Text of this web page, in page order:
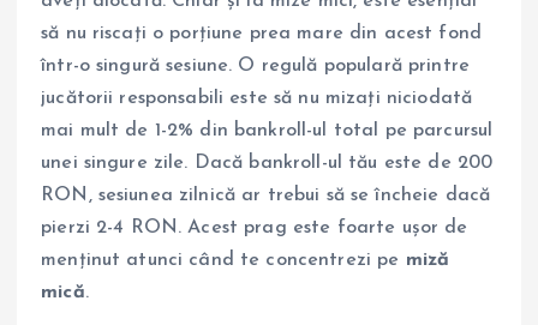
să nu riscați o porțiune prea mare din acest fond
într-o singură sesiune. O regulă populară printre
jucătorii responsabili este să nu mizați niciodată
mai mult de 1-2% din bankroll-ul total pe parcursul
unei singure zile. Dacă bankroll-ul tău este de 200
RON, sesiunea zilnică ar trebui să se încheie dacă
pierzi 2-4 RON. Acest prag este foarte ușor de
menținut atunci când te concentrezi pe miză
mică.